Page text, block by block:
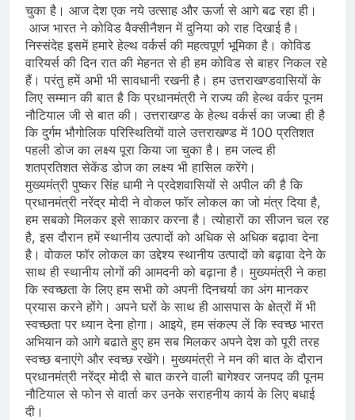
चुका है। आज देश एक नये उत्साह और ऊर्जा से आगे बढ रहा ही।
आज भारत ने कोविड वैक्सीनैशन में दुनिया को राह दिखाई है।
निस्संदेह इसमें हमारे हेल्थ वर्कर्स की महत्वपूर्ण भूमिका है। कोविड
वारियर्स की दिन रात की मेहनत से ही हम कोविड से बाहर निकल रहे
हैं। परंतु हमें अभी भी सावधानी रखनी है। हम उत्तराखण्डवासियों के
लिए सम्मान की बात है कि प्रधानमंत्री ने राज्य की हेल्थ वर्कर पूनम
नौटियाल जी से बात की। उत्तराखण्ड के हेल्थ वर्कर्स का जज्बा ही है
कि दुर्गम भौगोलिक परिस्थितियों वाले उत्तराखण्ड में 100 प्रतिशत
पहली डोज का लक्ष्य पूरा किया जा चुका है। हम जल्द ही
शतप्रतिशत सेकेंड डोज का लक्ष्य भी हासिल करेंगे।
मुख्यमंत्री पुष्कर सिंह धामी ने प्रदेशवासियों से अपील की है कि
प्रधानमंत्री नरेंद्र मोदी ने वोकल फॉर लोकल का जो मंत्र दिया है,
हम सबको मिलकर इसे साकार करना है। त्योहारों का सीजन चल रह
है, इस दौरान हमें स्थानीय उत्पादों को अधिक से अधिक बढ़ावा देना
है। वोकल फॉर लोकल का उद्देश्य स्थानीय उत्पादों को बढ़ावा देने के
साथ ही स्थानीय लोगों की आमदनी को बढ़ाना है। मुख्यमंत्री ने कहा
कि स्वच्छता के लिए हम सभी को अपनी दिनचर्या का अंग मानकर
प्रयास करने होंगे। अपने घरों के साथ ही आसपास के क्षेत्रों में भी
स्वच्छता पर ध्यान देना होगा। आइये, हम संकल्प लें कि स्वच्छ भारत
अभियान को आगे बढाते हुए हम सब मिलकर अपने देश को पूरी तरह
स्वच्छ बनाएंगे और स्वच्छ रखेंगे। मुख्यमंत्री ने मन की बात के दौरान
प्रधानमंत्री नरेंद्र मोदी से बात करने वाली बागेश्वर जनपद की पूनम
नौटियाल से फोन से वार्ता कर उनके सराहनीय कार्य के लिए बधाई
दी।